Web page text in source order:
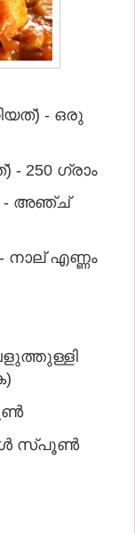
- ഒരു
250 ഗ്രാം
- അഞ്ച്‌
നാല്‌ എണ്ണം
സ്‌പൂണ്‍